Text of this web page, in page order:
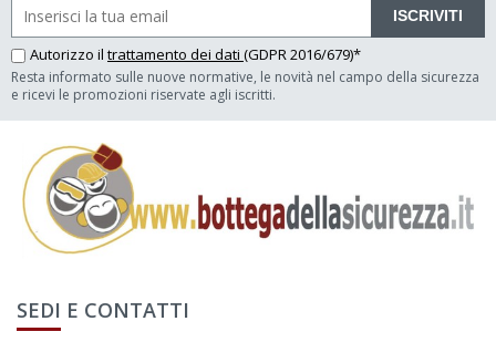
ISCRIVITI
Autorizzo il trattamento dei dati (GDPR 2016/679)*
Resta informato sulle nuove normative, le novità nel campo della sicurezza
e ricevi le promozioni riservate agli iscritti.
SEDI E CONTATTI